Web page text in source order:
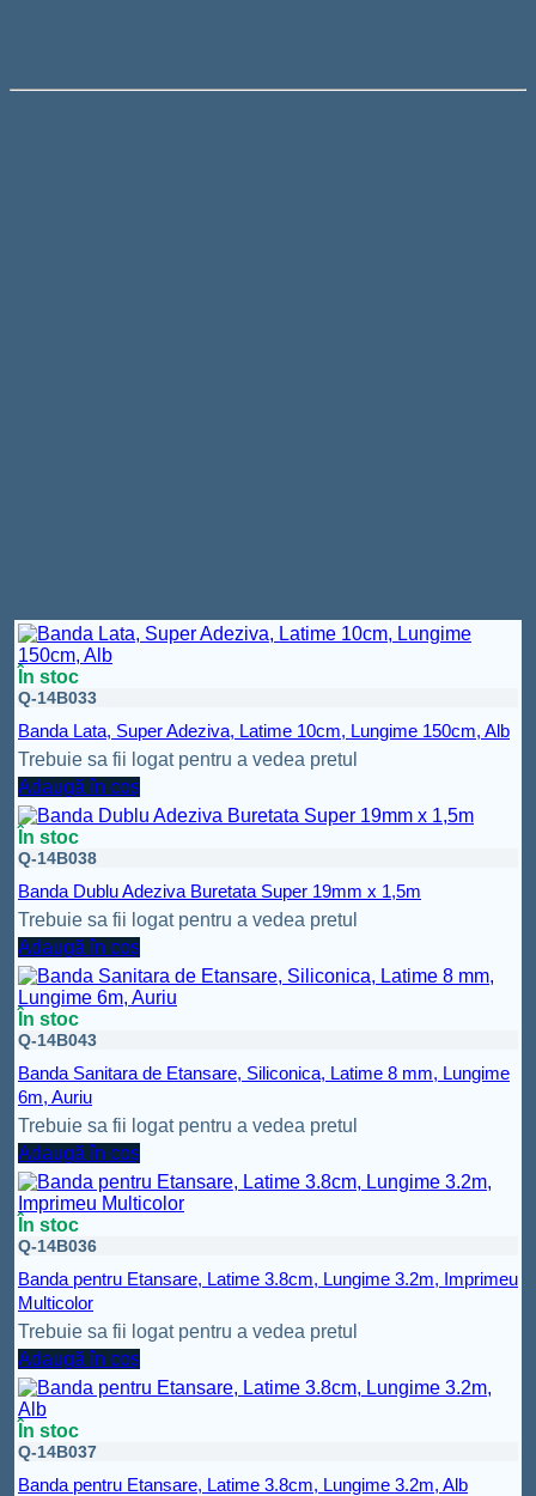
În stoc
Q-14B033
Banda Lata, Super Adeziva, Latime 10cm, Lungime 150cm, Alb
Trebuie sa fii logat pentru a vedea pretul
Adaugă în coș
În stoc
Q-14B038
Banda Dublu Adeziva Buretata Super 19mm x 1,5m
Trebuie sa fii logat pentru a vedea pretul
Adaugă în coș
În stoc
Q-14B043
Banda Sanitara de Etansare, Siliconica, Latime 8 mm, Lungime
6m, Auriu
Trebuie sa fii logat pentru a vedea pretul
Adaugă în coș
În stoc
Q-14B036
Banda pentru Etansare, Latime 3.8cm, Lungime 3.2m, Imprimeu
Multicolor
Trebuie sa fii logat pentru a vedea pretul
Adaugă în coș
În stoc
Q-14B037
Banda pentru Etansare, Latime 3.8cm, Lungime 3.2m, Alb